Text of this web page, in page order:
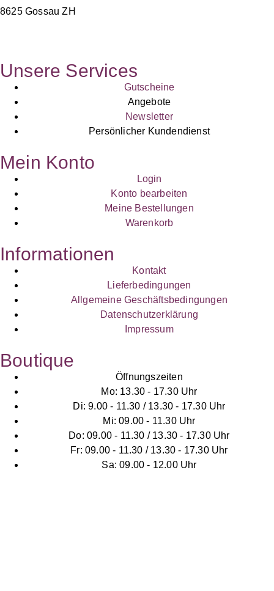
8625 Gossau ZH
Unsere Services
Gutscheine
Angebote
Newsletter
Persönlicher Kundendienst
Mein Konto
Login
Konto bearbeiten
Meine Bestellungen
Warenkorb
Informationen
Kontakt
Lieferbedingungen
Allgemeine Geschäftsbedingungen
Datenschutzerklärung
Impressum
Boutique
Öffnungszeiten
Mo: 13.30 - 17.30 Uhr
Di: 9.00 - 11.30 / 13.30 - 17.30 Uhr
Mi: 09.00 - 11.30 Uhr
Do: 09.00 - 11.30 / 13.30 - 17.30 Uhr
Fr: 09.00 - 11.30 / 13.30 - 17.30 Uhr
Sa: 09.00 - 12.00 Uhr